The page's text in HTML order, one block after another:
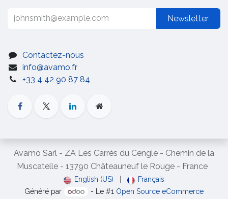
Newsletter
Contactez-nous
info@avamo.fr
+33 4 42 90 87 84
Avamo Sarl - ZA Les Carrés du Cengle - Chemin de la
Muscatelle - 13790 Châteauneuf le Rouge - France
English (US)
Français
Généré par
- Le #1 Open Source eCommerce